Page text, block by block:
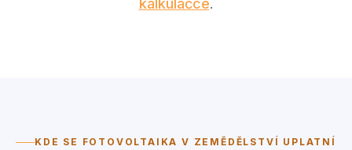
KDE SE FOTOVOLTAIKA V ZEMĚDĚLSTVÍ UPLATNÍ